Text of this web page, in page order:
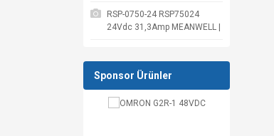
RSP-0750-24 RSP75024
24Vdc 31,3Amp MEANWELL |
Sponsor Ürünler